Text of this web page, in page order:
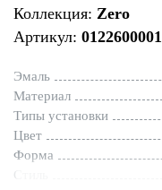
Коллекция: Zero
Артикул: 0122600001
Эмаль
Материал
Типы установки
Цвет
Форма
Стиль